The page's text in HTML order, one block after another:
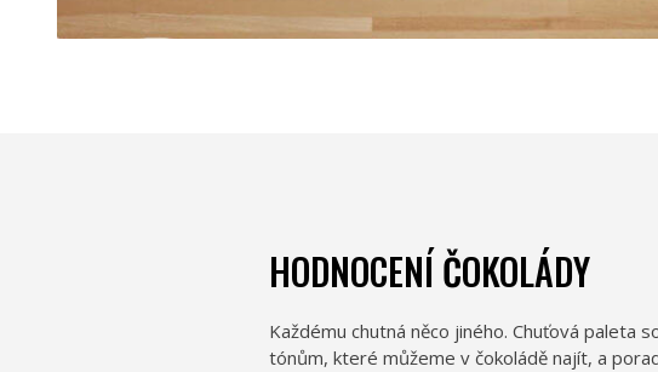
HODNOCENÍ ČOKOLÁDY
Každému chutná něco jiného. Chuťová paleta
tónům, které můžeme v čokoládě najít, a